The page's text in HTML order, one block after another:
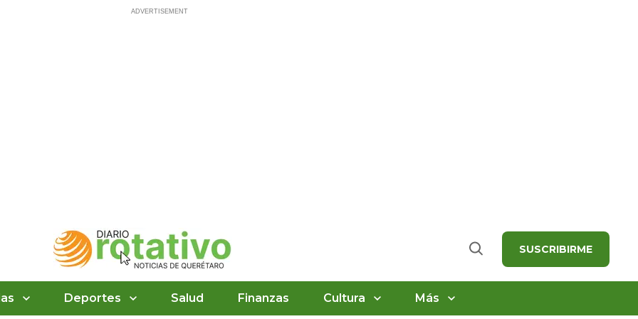
Buscar SUSCRIBIRME
Deportes Salud Finanzas Cultura Más